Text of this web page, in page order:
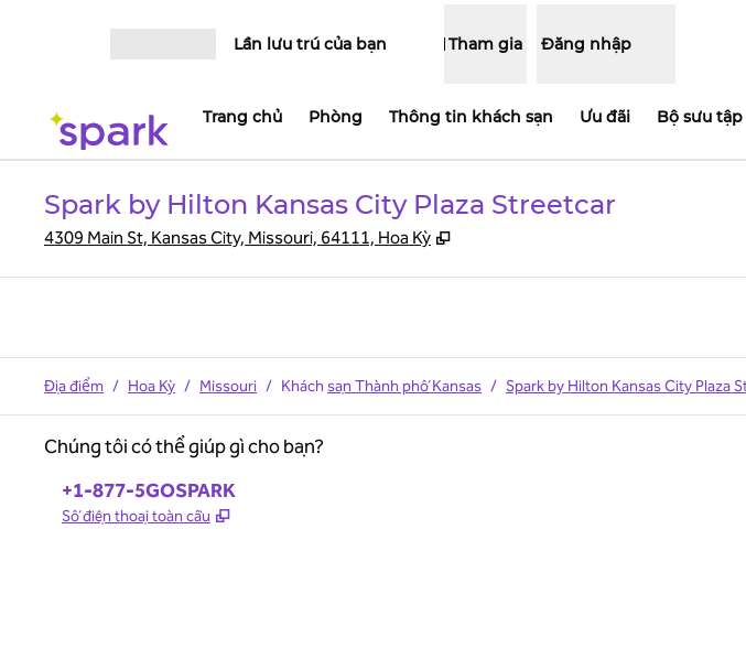
Lần lưu trú của bạn Tham gia Đăng nhập
Trang chủ Phòng Thông tin khách sạn Ưu đãi Bộ sưu tập
Spark by Hilton Kansas City Plaza Streetcar
4309 Main St, Kansas City, Missouri, 64111, Hoa Kỳ ,
Địa điểm / Hoa Kỳ / Missouri / Khách sạn Thành phố Kansas / Spark by Hilton Kansas City Plaza
Chúng tôi có thể giúp gì cho bạn?
Điện thoại:
+1-877-5GOSPARK
Số điện thoại toàn cầu ,